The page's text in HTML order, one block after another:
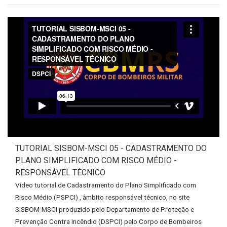
TUTORIAL SISBOM-MSCI 05 - CADASTRAMENTO DO
PLANO SIMPLIFICADO COM RISCO MÉDIO -
RESPONSÁVEL TÉCNICO
Vídeo tutorial de Cadastramento do Plano Simplificado com
Risco Médio (PSPCI) , âmbito responsável técnico, no site
SISBOM-MSCI produzido pelo Departamento de Proteção e
Prevenção Contra Incêndio (DSPCI) pelo Corpo de Bombeiros